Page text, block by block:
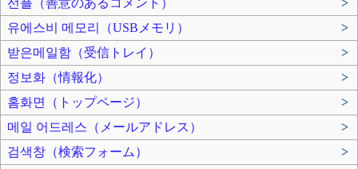
선플（善意のあるコメント）
>
유에스비 메모리（USBメモリ）
>
받은메일함（受信トレイ）
>
정보화（情報化）
>
홈화면（トップページ）
>
메일 어드레스（メールアドレス）
>
검색창（検索フォーム）
>